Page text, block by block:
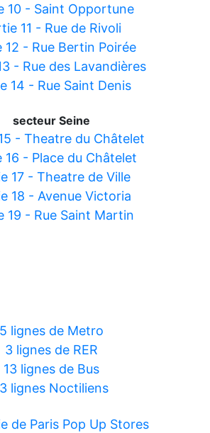
10 - Saint Opportune
11 - Rue de Rivoli
12 - Rue Bertin Poirée
- Rue des Lavandières
14 - Rue Saint Denis
secteur Seine
- Theatre du Châtelet
16 - Place du Châtelet
17 - Theatre de Ville
18 - Avenue Victoria
19 - Rue Saint Martin
5 lignes de Metro
3 lignes de RER
13 lignes de Bus
lignes Noctiliens
de Paris Pop Up Stores